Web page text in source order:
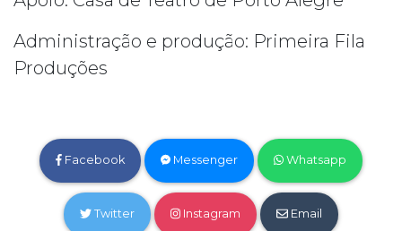
Administração e produção: Primeira Fila
Produções
Facebook Messenger Whatsapp
Twitter Instagram Email